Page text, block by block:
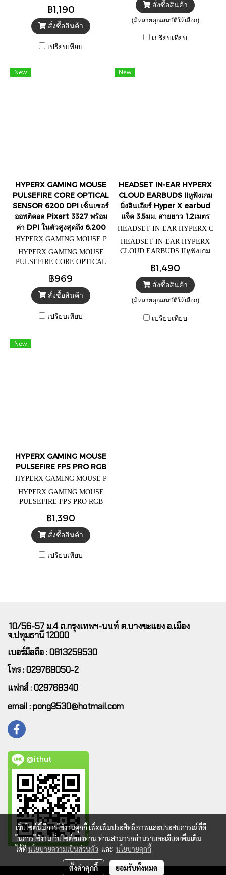
RGB LED Lighting (EN)
฿1,190
สั่งซื้อสินค้า
เปรียบเทียบ
สั่งซื้อสินค้า
(มีหลายคุณสมบัติให้เลือก)
เปรียบเทียบ
New
HYPERX GAMING MOUSE
PULSEFIRE CORE OPTICAL
SENSOR 6200 DPI เซ็นเซอร์
ออพติคอล Pixart 3327 พร้อม
ค่า DPI ในตัวสูงสุดถึง 6,200
HYPERX GAMING MOUSE P
ULSEFIRE CORE OPTICAL
HYPERX GAMING MOUSE
PULSEFIRE CORE OPTICAL
ออพติคอล Pixart 3327 พร้อมค่า
DPI ในตัวสูงสุดถึง 6,200
฿969
สั่งซื้อสินค้า
เปรียบเทียบ
New
HEADSET IN-EAR HYPERX
CLOUD EARBUDS IIหูฟังเกม
มิ่งอินเอียร์ Hyper X earbud
แจ็ค 3.5มม. สายยาว 1.2เมตร
HEADSET IN-EAR HYPERX C
LOUD EARBUDS II=Red
HEADSET IN-EAR HYPERX
CLOUD EARBUDS IIหูฟังเกม
3.5มม. สายยาว 1.2เมตร
฿1,490
สั่งซื้อสินค้า
(มีหลายคุณสมบัติให้เลือก)
เปรียบเทียบ
New
HYPERX GAMING MOUSE
PULSEFIRE FPS PRO RGB
HYPERX GAMING MOUSE P
ULSEFIRE FPS PRO RGB
HYPERX GAMING MOUSE
PULSEFIRE FPS PRO RGB
DPI ไฟพื้นหลัง : RGB
(16,777,216 สี)
฿1,390
สั่งซื้อสินค้า
เปรียบเทียบ
10/56-57 ม.4 ถ.กรุงเทพฯ-นนท์ ต.บางขะแยง อ.เมือง
จ.ปทุมธานี 12000
เบอร์มือถือ : 0813259530
โทร : 029768050-2
แฟกส์ : 029768340
email : pong9530@hotmail.com
@ithut
เว็บไซต์นี้มีการใช้งานคุกกี้ เพื่อเพิ่มประสิทธิภาพและประสบการณ์ที่ดี
ในการใช้งานเว็บไซต์ของท่าน ท่านสามารถอ่านรายละเอียดเพิ่มเติม
ได้ที่นโยบายความเป็นส่วนตัว และ นโยบายคุกกี้
ตั้งค่าคุกกี้ ยอมรับทั้งหมด